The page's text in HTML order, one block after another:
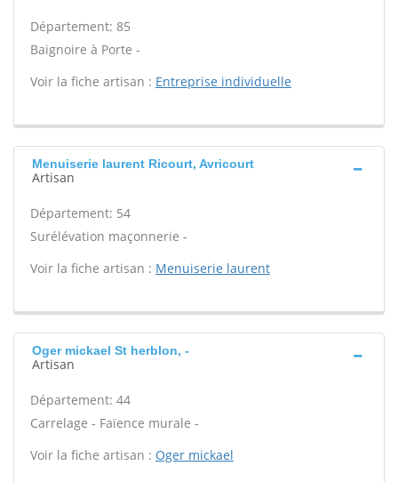
Département: 85
Baignoire à Porte -
Voir la fiche artisan : Entreprise individuelle
Menuiserie laurent Ricourt, Avricourt
Artisan
Département: 54
Surélévation maçonnerie -
Voir la fiche artisan : Menuiserie laurent
Oger mickael St herblon, -
Artisan
Département: 44
Carrelage - Faïence murale -
Voir la fiche artisan : Oger mickael